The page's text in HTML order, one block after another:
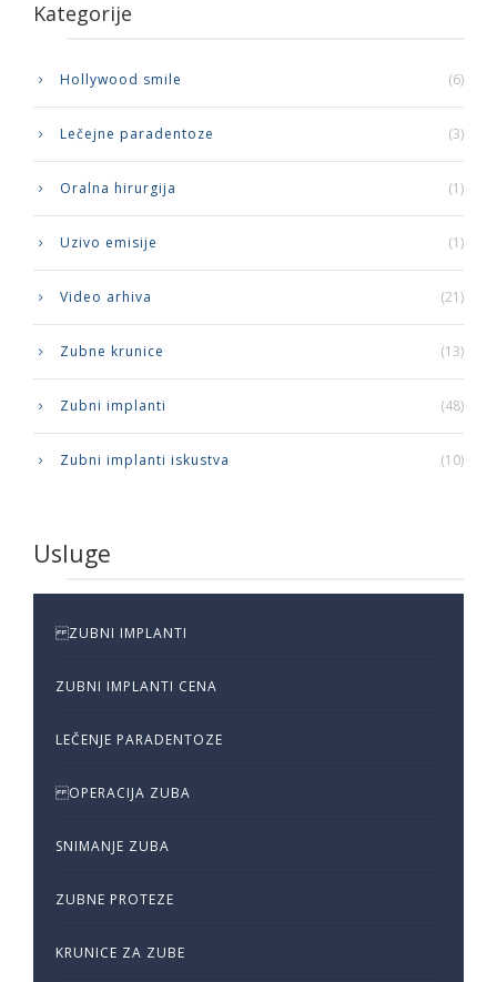
Kategorije
Hollywood smile (6)
Lečejne paradentoze (3)
Oralna hirurgija (1)
Uzivo emisije (1)
Video arhiva (21)
Zubne krunice (13)
Zubni implanti (48)
Zubni implanti iskustva (10)
Usluge
ZUBNI IMPLANTI
ZUBNI IMPLANTI CENA
LEČENJE PARADENTOZE
OPERACIJA ZUBA
SNIMANJE ZUBA
ZUBNE PROTEZE
KRUNICE ZA ZUBE